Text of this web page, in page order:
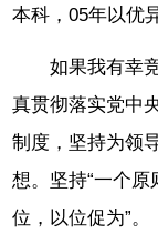
本科，05年以优
如果我有幸
真贯彻落实党中
制度，坚持为领
想。坚持“一个原
位，以位促为”。